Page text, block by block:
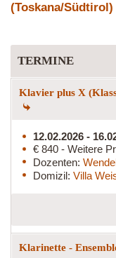
(Toskana/Südtirol)
TERMINE
Klavier plus X
12.02.2026 -
€ 840 - Weitere
Dozenten:
Domizil: Villa
Klarinette -